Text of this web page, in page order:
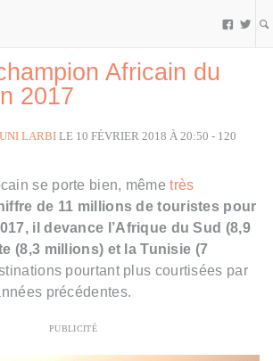
 
Africain du
2017
LARBI LE 10 FÉVRIER 2018 À 20:50 - 120
se porte bien, même très
de 11 millions de touristes pour
il devance l’Afrique du Sud (8,9
(8,3 millions) et la Tunisie (7
pourtant plus courtisées par
précédentes.
PUBLICITÉ